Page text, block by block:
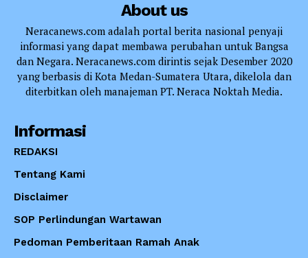
About us
Neracanews.com adalah portal berita nasional penyaji
informasi yang dapat membawa perubahan untuk Bangsa
dan Negara. Neracanews.com dirintis sejak Desember 2020
yang berbasis di Kota Medan-Sumatera Utara, dikelola dan
diterbitkan oleh manajeman PT. Neraca Noktah Media.
Informasi
REDAKSI
Tentang Kami
Disclaimer
SOP Perlindungan Wartawan
Pedoman Pemberitaan Ramah Anak